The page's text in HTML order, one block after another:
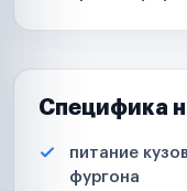
Специфика
питание
фургона